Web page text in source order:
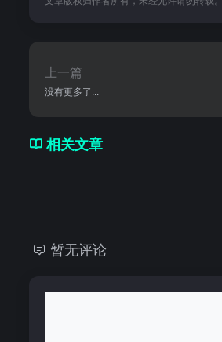
上一篇
没有更多了...
相关文章
暂无评论